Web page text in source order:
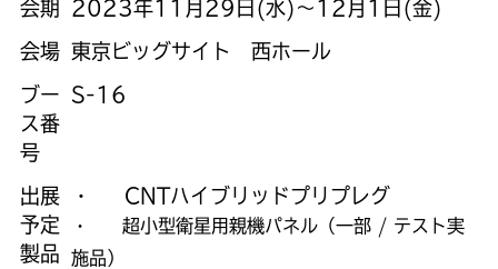
会期 2023年11月29日(水)～12月1日(金)
会場 東京ビッグサイト 西ホール
ブー
ス番
号
S-16
出展
予定
製品
・ CNTハイブリッドプリプレグ
・ 超小型衛星用親機パネル（一部 / テスト実
施品）